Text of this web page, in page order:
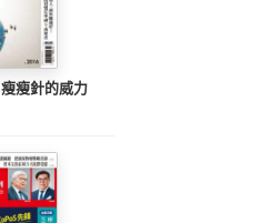
商業周刊 第2016期 瘦瘦針的威力